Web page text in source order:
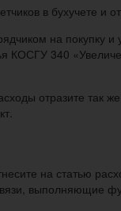
в бухучете и
на покупку
КОСГУ 340
отразите так
на статью